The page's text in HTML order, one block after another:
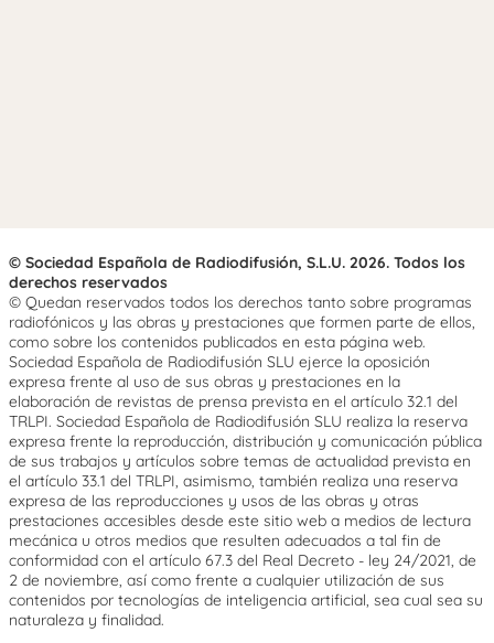
© Sociedad Española de Radiodifusión, S.L.U. 2026. Todos los
derechos reservados
© Quedan reservados todos los derechos tanto sobre programas
radiofónicos y las obras y prestaciones que formen parte de ellos,
como sobre los contenidos publicados en esta página web.
Sociedad Española de Radiodifusión SLU ejerce la oposición
expresa frente al uso de sus obras y prestaciones en la
elaboración de revistas de prensa prevista en el artículo 32.1 del
TRLPI. Sociedad Española de Radiodifusión SLU realiza la reserva
expresa frente la reproducción, distribución y comunicación pública
de sus trabajos y artículos sobre temas de actualidad prevista en
el artículo 33.1 del TRLPI, asimismo, también realiza una reserva
expresa de las reproducciones y usos de las obras y otras
prestaciones accesibles desde este sitio web a medios de lectura
mecánica u otros medios que resulten adecuados a tal fin de
conformidad con el artículo 67.3 del Real Decreto - ley 24/2021, de
2 de noviembre, así como frente a cualquier utilización de sus
contenidos por tecnologías de inteligencia artificial, sea cual sea su
naturaleza y finalidad.